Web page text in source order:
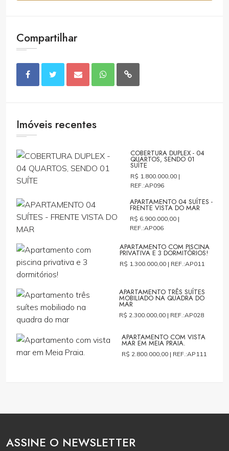
Compartilhar
Imóveis recentes
COBERTURA DUPLEX - 04
QUARTOS, SENDO 01
SUÍTE
R$ 1.800.000,00 |
REF.:AP096
APARTAMENTO 04 SUÍTES -
FRENTE VISTA DO MAR
R$ 6.900.000,00 |
REF.:AP006
APARTAMENTO COM PISCINA
PRIVATIVA E 3 DORMITÓRIOS!
R$ 1.300.000,00 | REF.:AP011
APARTAMENTO TRÊS SUÍTES
MOBILIADO NA QUADRA DO
MAR
R$ 2.300.000,00 | REF.:AP028
APARTAMENTO COM VISTA
MAR EM MEIA PRAIA.
R$ 2.800.000,00 | REF.:AP111
ASSINE O NEWSLETTER